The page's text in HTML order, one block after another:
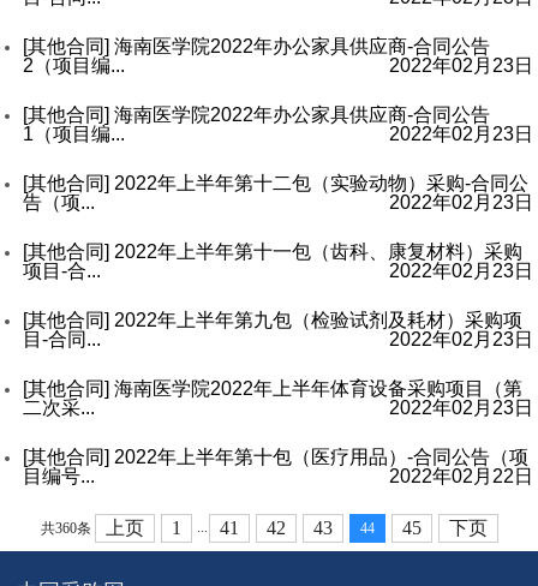
[其他合同] 海南医学院2022年办公家具供应商-合同公告
2（项目编...
2022年02月23日
[其他合同] 海南医学院2022年办公家具供应商-合同公告
1（项目编...
2022年02月23日
[其他合同] 2022年上半年第十二包（实验动物）采购-合同公
告（项...
2022年02月23日
[其他合同] 2022年上半年第十一包（齿科、康复材料）采购
项目-合...
2022年02月23日
[其他合同] 2022年上半年第九包（检验试剂及耗材）采购项
目-合同...
2022年02月23日
[其他合同] 海南医学院2022年上半年体育设备采购项目（第
二次采...
2022年02月23日
[其他合同] 2022年上半年第十包（医疗用品）-合同公告（项
目编号...
2022年02月22日
共360条 上页 1 41 42 43 44 45 下页